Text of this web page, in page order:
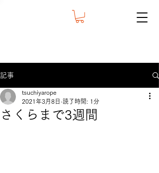
記事
さくらまで3週間
tsuchiyarope
2021年3月8日 読了時間: 1分